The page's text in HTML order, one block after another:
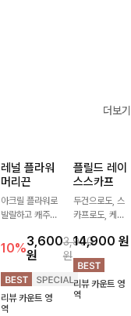
더보기
레널 플라워
머리끈
아크릴 플라워로
발랄하고 캐주얼
지는 헤어아이템
10%3,600
원
3,900
원
리뷰 카운트 영
역
플릴드 레이
스스카프
두건으로도, 스
카프로도, 케이
능한 만능
ITEM-!
러블리하고 소녀
스러운 감성 가
득 챙겨가세요-
14,900원
리뷰 카운트 영
역